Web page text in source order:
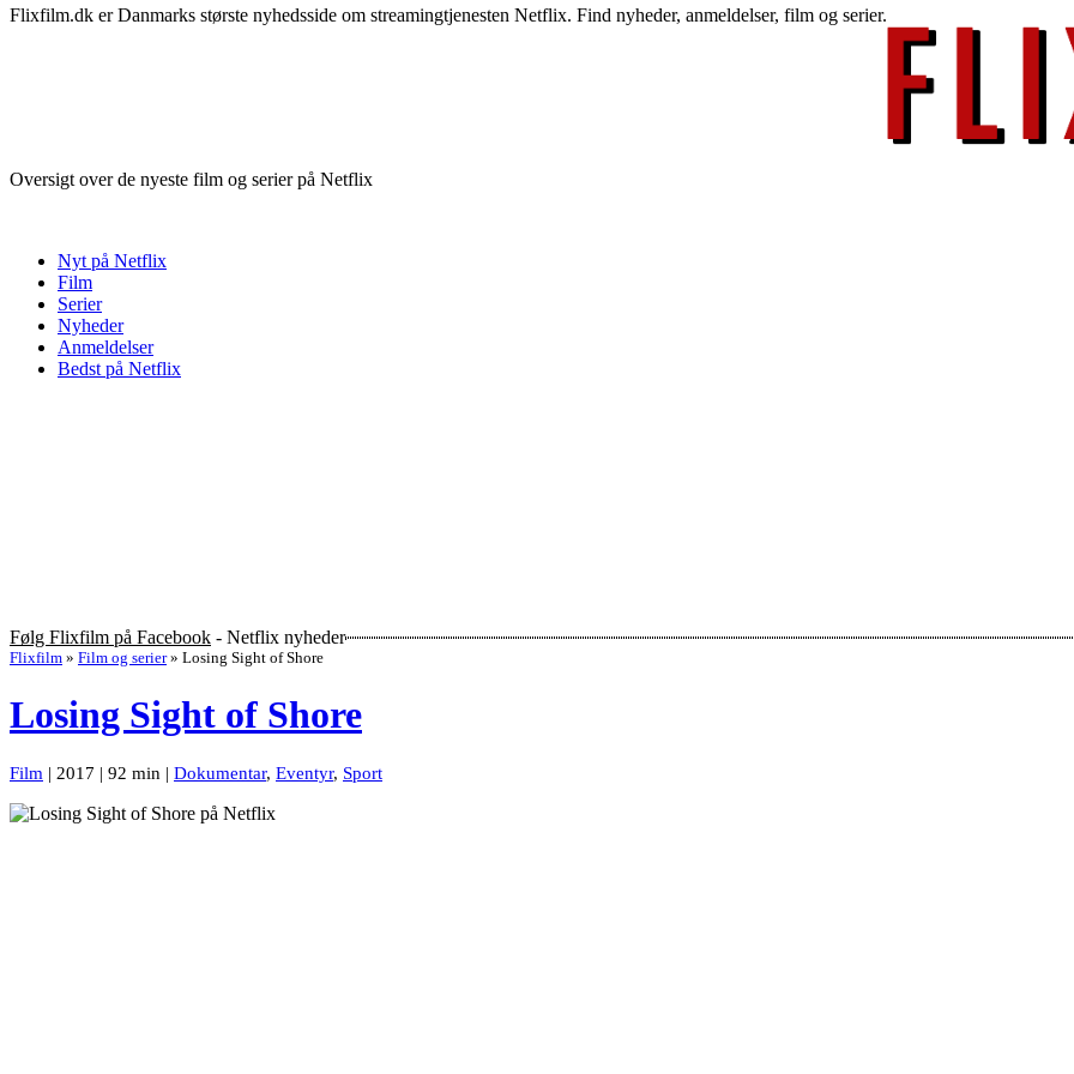
Flixfilm.dk er Danmarks største nyhedsside om streamingtjenesten Netflix. Find nyheder, anmeldelser, film og serier.
Oversigt over de nyeste film og serier på Netflix
Nyt på Netflix
Film
Serier
Nyheder
Anmeldelser
Bedst på Netflix
Følg Flixfilm på Facebook - Netflix nyheder
Flixfilm » Film og serier » Losing Sight of Shore
Losing Sight of Shore
Film | 2017 | 92 min | Dokumentar, Eventyr, Sport